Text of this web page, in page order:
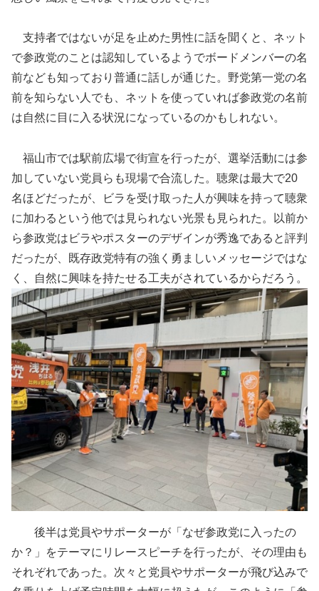
支持者ではないが足を止めた男性に話を聞くと、ネット
で参政党のことは認知しているようでボードメンバーの名
前なども知っており普通に話しが通じた。野党第一党の名
前を知らない人でも、ネットを使っていれば参政党の名前
は自然に目に入る状況になっているのかもしれない。
福山市では駅前広場で街宣を行ったが、選挙活動には参
加していない党員らも現場で合流した。聴衆は最大で20
名ほどだったが、ビラを受け取った人が興味を持って聴衆
に加わるという他では見られない光景も見られた。以前か
ら参政党はビラやポスターのデザインが秀逸であると評判
だったが、既存政党特有の強く勇ましいメッセージではな
く、自然に興味を持たせる工夫がされているからだろう。
後半は党員やサポーターが「なぜ参政党に入ったの
か？」をテーマにリレースピーチを行ったが、その理由も
それぞれであった。次々と党員やサポーターが飛び込みで